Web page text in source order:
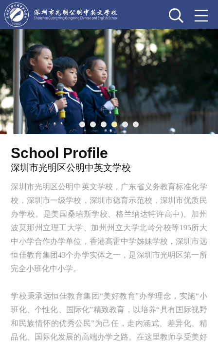
School Profile
深圳市光明区公明中英文学校
深圳市光明区公明中英文学校，广东省义务教育标准化学
校，深圳市一级学校，深圳市德育示范校，深圳市优质民
办学校。是美国桑瑞斯学校、格兰纳达特许高中)、加州
波莫那州立理工大学、加州州立大学北岭分校等195所大
中小学合作办学单位，香港高雷中学姊妹学校，深圳市远
恒佳教育集团43个办学实体之一，是深圳市光明区第一所
完全小班化中小学。
学校秉承远恒佳教育集团“美好教育”办学理念，实施“小
班化、个性化、国际化”精致教育，以培养“具有国际视野
和民族情怀的优秀公民”为己任，走内涵式、差异化、精
品化、国际化发展的高端办学之路。在这里教师享受美好